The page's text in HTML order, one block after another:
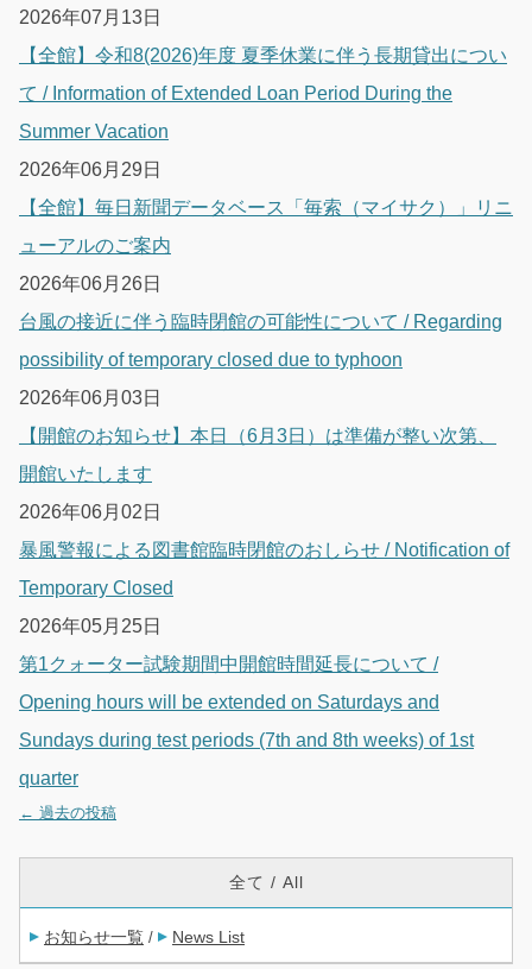
2026年07月13日
【全館】令和8(2026)年度 夏季休業に伴う長期貸出につい
て / Information of Extended Loan Period During the
Summer Vacation
2026年06月29日
【全館】毎日新聞データベース「毎索（マイサク）」リニ
ューアルのご案内
2026年06月26日
台風の接近に伴う臨時閉館の可能性について / Regarding
possibility of temporary closed due to typhoon
2026年06月03日
【開館のお知らせ】本日（6月3日）は準備が整い次第、
開館いたします
2026年06月02日
暴風警報による図書館臨時閉館のおしらせ / Notification of
Temporary Closed
2026年05月25日
第1クォーター試験期間中開館時間延長について /
Opening hours will be extended on Saturdays and
Sundays during test periods (7th and 8th weeks) of 1st
quarter
投稿ナビゲーション
← 過去の投稿
全て / All
お知らせ一覧 / News List